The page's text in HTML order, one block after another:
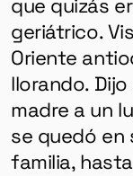
geriátrico.
Oriente
llorando.
madre a un
se quedó en
familia,